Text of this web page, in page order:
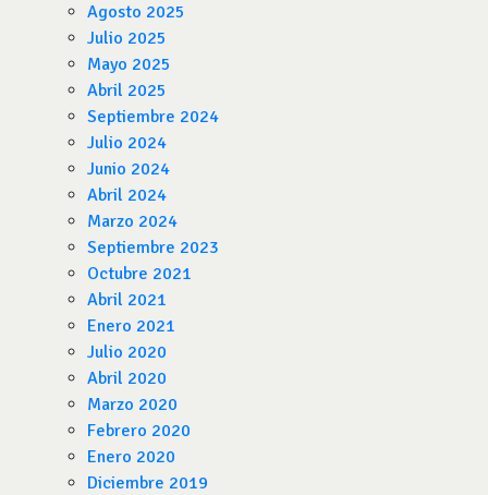
Agosto 2025
Julio 2025
Mayo 2025
Abril 2025
Septiembre 2024
Julio 2024
Junio 2024
Abril 2024
Marzo 2024
Septiembre 2023
Octubre 2021
Abril 2021
Enero 2021
Julio 2020
Abril 2020
Marzo 2020
Febrero 2020
Enero 2020
Diciembre 2019